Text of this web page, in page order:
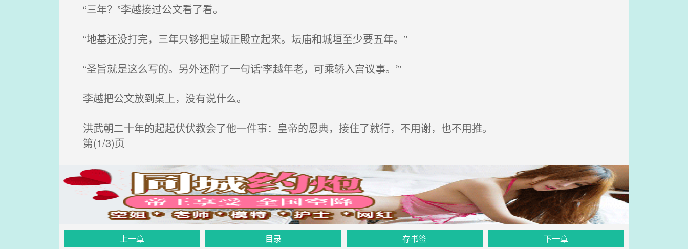
“三年？”李越接过公文看了看。
“地基还没打完，三年只够把皇城正殿立起来。坛庙和城垣至少要五年。”
“圣旨就是这么写的。另外还附了一句话‘李越年老，可乘轿入宫议事。’”
李越把公文放到桌上，没有说什么。
洪武朝二十年的起起伏伏教会了他一件事：皇帝的恩典，接住了就行，不用谢，也不用推。
第(1/3)页
上一章 目录 存书签 下一章